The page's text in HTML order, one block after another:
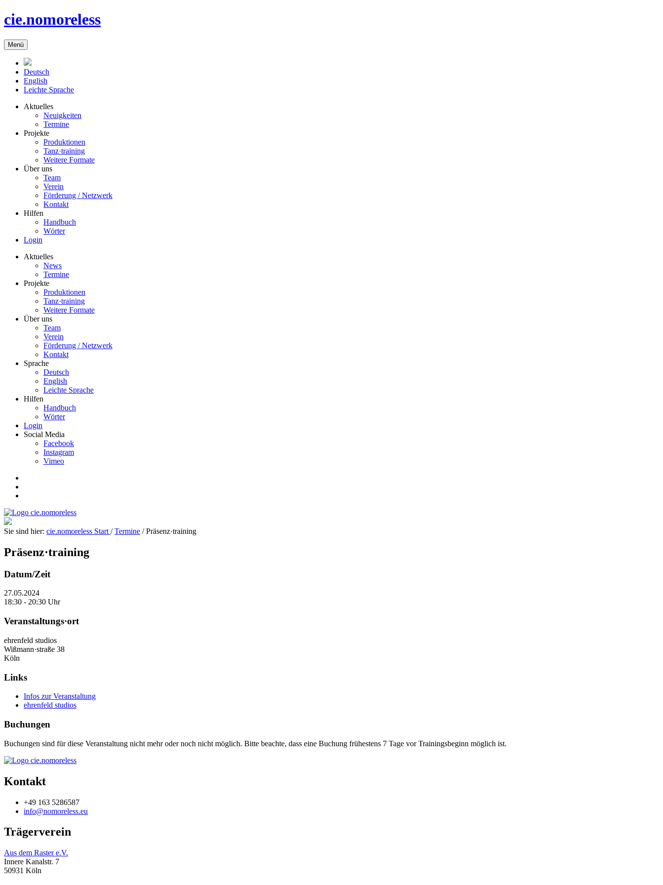
cie.nomoreless
Menü
Deutsch
English
Leichte Sprache
Aktuelles
Neuigkeiten
Termine
Projekte
Produktionen
Tanz·training
Weitere Formate
Über uns
Team
Verein
Förderung / Netzwerk
Kontakt
Hilfen
Handbuch
Wörter
Login
Aktuelles
News
Termine
Projekte
Produktionen
Tanz·training
Weitere Formate
Über uns
Team
Verein
Förderung / Netzwerk
Kontakt
Sprache
Deutsch
English
Leichte Sprache
Hilfen
Handbuch
Wörter
Login
Social Media
Facebook
Instagram
Vimeo
Sie sind hier: cie.nomoreless Start /Termine /Präsenz·training
Präsenz·training
Datum/Zeit
27.05.2024
18:30 - 20:30 Uhr
Veranstaltungs·ort
ehrenfeld studios
Wißmann·straße 38
Köln
Links
Infos zur Veranstaltung
ehrenfeld studios
Buchungen
Buchungen sind für diese Veranstaltung nicht mehr oder noch nicht möglich. Bitte beachte, dass eine Buchung frühestens 7 Tage vor Trainingsbeginn möglich ist.
Kontakt
+49 163 5286587
info@nomoreless.eu
Trägerverein
Aus dem Raster e.V.
Innere Kanalstr. 7
50931 Köln